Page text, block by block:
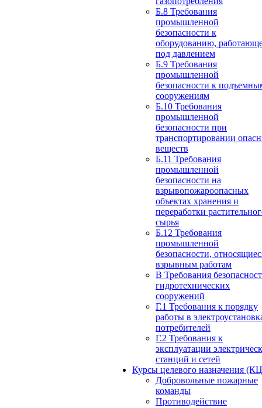
Б.8 Требования
промышленной
безопасности к
оборудованию,
под давлением
Б.9 Требования
промышленной
безопасности к
сооружениям
Б.10 Требования
промышленной
безопасности при
транспортировании
веществ
Б.11 Требования
промышленной
безопасности на
взрывопожароопасных
объектах хранения и
переработки
сырья
Б.12 Требования
промышленной
безопасности,
взрывным работам
В Требования
гидротехнических
сооружений
Г.1 Требования к порядку
работы в
потребителей
Г.2 Требования к
эксплуатации
станций и сетей
Курсы целевого назначения
Добровольные пожарные
команды
Противодействие